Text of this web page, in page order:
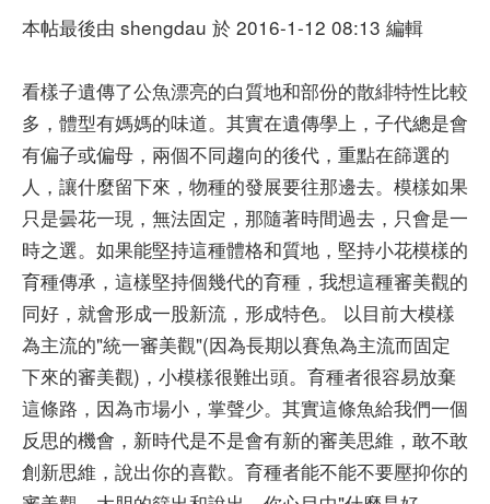
本帖最後由 shengdau 於 2016-1-12 08:13 編輯
看樣子遺傳了公魚漂亮的白質地和部份的散緋特性比較
多，體型有媽媽的味道。其實在遺傳學上，子代總是會
有偏子或偏母，兩個不同趨向的後代，重點在篩選的
人，讓什麼留下來，物種的發展要往那邊去。模樣如果
只是曇花一現，無法固定，那隨著時間過去，只會是一
時之選。如果能堅持這種體格和質地，堅持小花模樣的
育種傳承，這樣堅持個幾代的育種，我想這種審美觀的
同好，就會形成一股新流，形成特色。 以目前大模樣
為主流的"統一審美觀"(因為長期以賽魚為主流而固定
下來的審美觀)，小模樣很難出頭。育種者很容易放棄
這條路，因為市場小，掌聲少。其實這條魚給我們一個
反思的機會，新時代是不是會有新的審美思維，敢不敢
創新思維，說出你的喜歡。育種者能不能不要壓抑你的